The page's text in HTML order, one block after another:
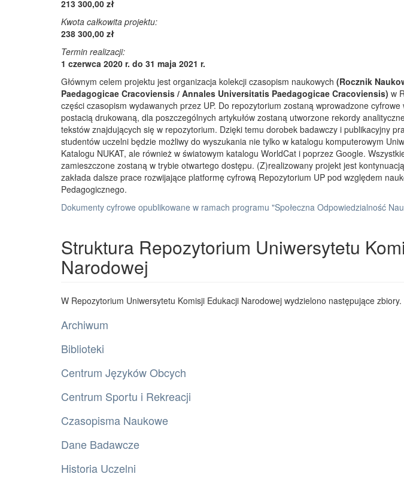
213 300,00 zł
Kwota całkowita projektu:
238 300,00 zł
Termin realizacji:
1 czerwca 2020 r. do 31 maja 2021 r.
Głównym celem projektu jest organizacja kolekcji czasopism naukowych (Rocznik
Paedagogicae Cracoviensis / Annales Universitatis Paedagogicae Cracoviensis) w
części czasopism wydawanych przez UP. Do repozytorium zostaną wprowadzone
postacią drukowaną, dla poszczególnych artykułów zostaną utworzone rekordy
tekstów znajdujących się w repozytorium. Dzięki temu dorobek badawczy i publikacyjny
studentów uczelni będzie możliwy do wyszukania nie tylko w katalogu komputerowym
Katalogu NUKAT, ale również w światowym katalogu WorldCat i poprzez Google.
zamieszczone zostaną w trybie otwartego dostępu. (Z)realizowany projekt jest
zakłada dalsze prace rozwijające platformę cyfrową Repozytorium UP pod względem
Pedagogicznego.
Dokumenty cyfrowe opublikowane w ramach programu "Społeczna Odpowiedzialność
Struktura Repozytorium Uniwersytetu
Narodowej
W Repozytorium Uniwersytetu Komisji Edukacji Narodowej wydzielono następujące zbiory.
Archiwum
Biblioteki
Centrum Języków Obcych
Centrum Sportu i Rekreacji
Czasopisma Naukowe
Dane Badawcze
Historia Uczelni